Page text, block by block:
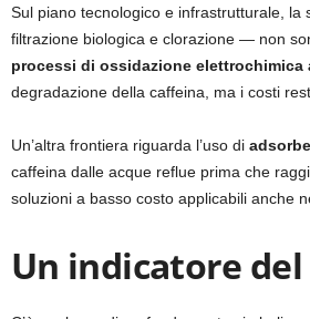
Sul piano tecnologico e infrastrutturale,
filtrazione biologica e clorazione — non
processi di ossidazione elettrochimica
degradazione della caffeina, ma i costi
Un’altra frontiera riguarda l’uso di
caffeina dalle acque reflue prima che
soluzioni a basso costo applicabili anche
Un indicatore